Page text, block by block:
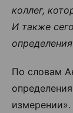
коллег,
И также
По словам
измерении».